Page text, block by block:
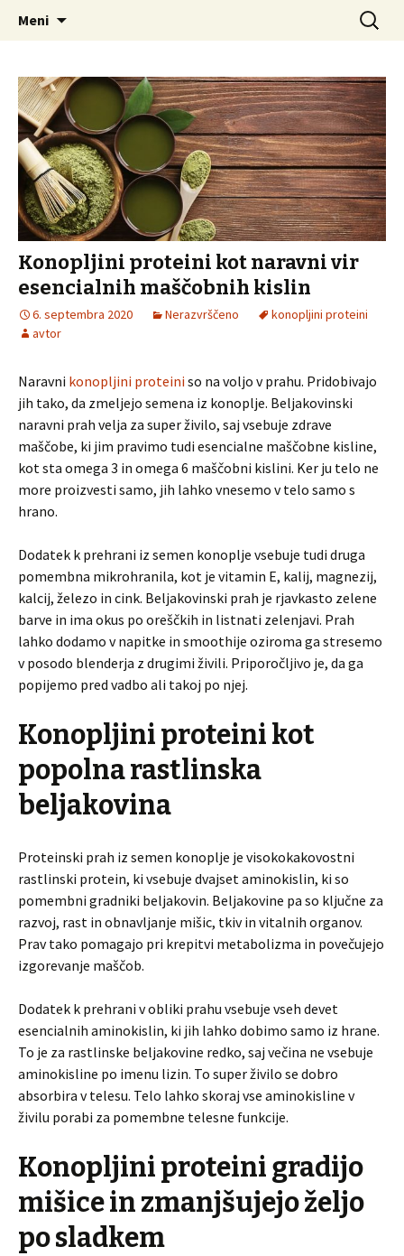
Samostojnipodjetnik.si
Vse informacije na enem mestu.
Meni Išči:
Konopljini proteini kot naravni vir
esencialnih maščobnih kislin
6. septembra 2020 Nerazvrščeno
konopljini proteini
avtor
Naravni konopljini proteiniso na voljo v prahu. Pridobivajo
jih tako, da zmeljejo semena iz konoplje. Beljakovinski
naravni prah velja za super živilo, saj vsebuje zdrave
maščobe, ki jim pravimo tudi esencialne maščobne kisline,
kot sta omega 3 in omega 6 maščobni kislini. Ker ju telo ne
more proizvesti samo, jih lahko vnesemo v telo samo s
hrano.
Dodatek k prehrani iz semen konoplje vsebuje tudi druga
pomembna mikrohranila, kot je vitamin E, kalij, magnezij,
kalcij, železo in cink. Beljakovinski prah je rjavkasto zelene
barve in ima okus po oreščkih in listnati zelenjavi. Prah
lahko dodamo v napitke in smoothije oziroma ga stresemo
v posodo blenderja z drugimi živili. Priporočljivo je, da ga
popijemo pred vadbo ali takoj po njej.
Konopljini proteini kot
popolna rastlinska
beljakovina
Proteinski prah iz semen konoplje je visokokakovostni
rastlinski protein, ki vsebuje dvajset aminokislin, ki so
pomembni gradniki beljakovin. Beljakovine pa so ključne za
razvoj, rast in obnavljanje mišic, tkiv in vitalnih organov.
Prav tako pomagajo pri krepitvi metabolizma in povečujejo
izgorevanje maščob.
Dodatek k prehrani v obliki prahu vsebuje vseh devet
esencialnih aminokislin, ki jih lahko dobimo samo iz hrane.
To je za rastlinske beljakovine redko, saj večina ne vsebuje
aminokisline po imenu lizin. To super živilo se dobro
absorbira v telesu. Telo lahko skoraj vse aminokisline v
živilu porabi za pomembne telesne funkcije.
Konopljini proteini gradijo
mišice in zmanjšujejo željo
po sladkem